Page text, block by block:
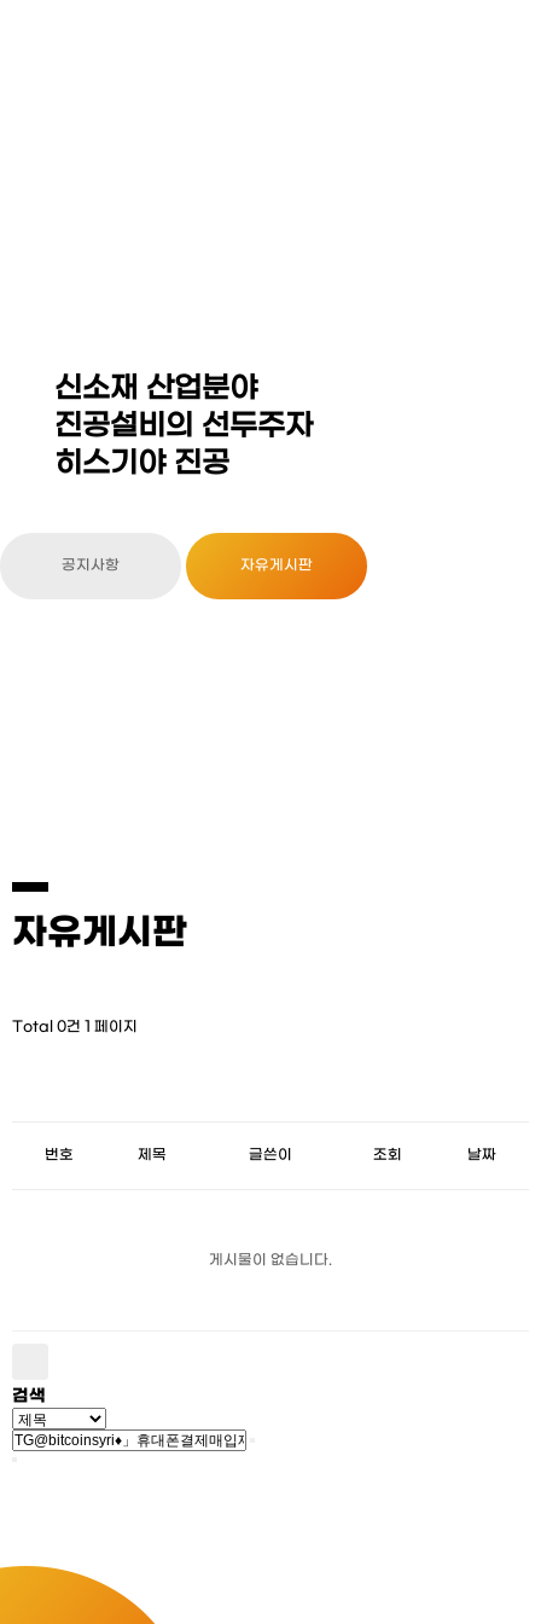
신소재 산업분야
진공설비의 선두주자
히스기야 진공
공지사항 자유게시판
자유게시판
Total 0건 1 페이지
번호 제목 글쓴이 조회 날짜
게시물이 없습니다.
검색